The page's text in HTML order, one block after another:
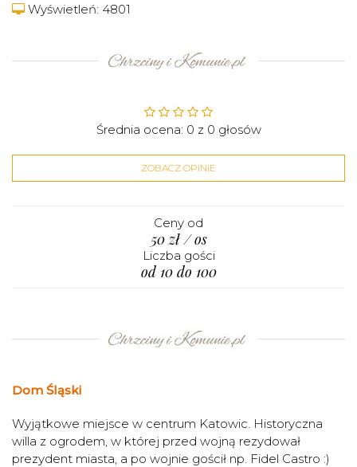
Wyświetleń: 4801
Średnia ocena: 0 z 0 głosów
ZOBACZ OPINIE
Ceny od
50 zł / os
Liczba gości
od 10 do 100
Dom Śląski
Wyjątkowe miejsce w centrum Katowic. Historyczna
willa z ogrodem, w której przed wojną rezydował
prezydent miasta, a po wojnie gościł np. Fidel Castro :)